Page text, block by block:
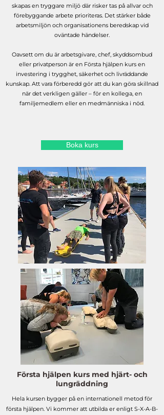
skapas en tryggare miljö där risker tas på allvar och
förebyggande arbete prioriteras. Det stärker både
arbetsmiljön och organisationens beredskap vid
oväntade händelser.
Oavsett om du är arbetsgivare, chef, skyddsombud
eller privatperson är en Första hjälpen kurs en
investering i trygghet, säkerhet och livräddande
kunskap. Att vara förberedd gör att du kan göra skillnad
när det verkligen gäller – för en kollega, en
familjemedlem eller en medmänniska i nöd.
Boka kurs
Första hjälpen kurs med hjärt- och
lungräddning
Hela kursen bygger på en internationell metod för
första hjälpen. Vi kommer att utbilda er enligt S-X-A-B-